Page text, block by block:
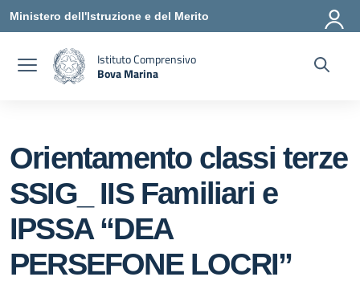
Vai ai contenuti
Vai al menu di navigazione
Vai al footer
Ministero dell'Istruzione e del Merito
Istituto Comprensivo
Bova Marina
Orientamento classi terze
SSIG_ IIS Familiari e
IPSSA “DEA
PERSEFONE LOCRI”